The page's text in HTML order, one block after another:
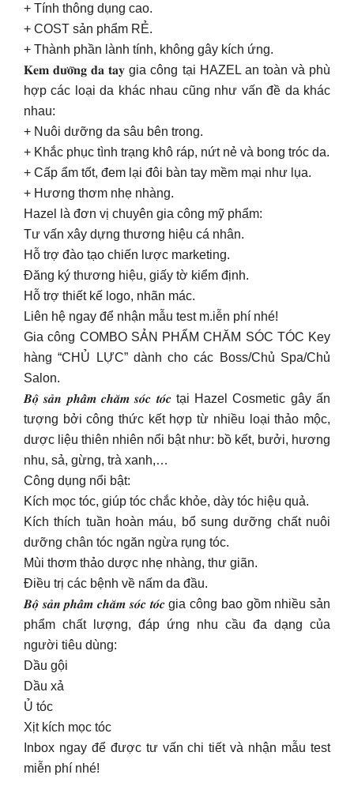
+ Tính thông dụng cao.
+ COST sản phẩm RẺ.
+ Thành phần lành tính, không gây kích ứng.
𝐊𝐞𝐦 𝐝𝐮̛𝐨̛̃𝐧𝐠 𝐝𝐚 𝐭𝐚𝐲 gia công tại HAZEL an toàn và phù
hợp các loại da khác nhau cũng như vấn đề da khác
nhau:
+ Nuôi dưỡng da sâu bên trong.
+ Khắc phục tình trạng khô ráp, nứt nẻ và bong tróc da.
+ Cấp ẩm tốt, đem lại đôi bàn tay mềm mại như lụa.
+ Hương thơm nhẹ nhàng.
Hazel là đơn vị chuyên gia công mỹ phẩm:
Tư vấn xây dựng thương hiệu cá nhân.
Hỗ trợ đào tạo chiến lược marketing.
Đăng ký thương hiệu, giấy tờ kiểm định.
Hỗ trợ thiết kế logo, nhãn mác.
Liên hệ ngay để nhận mẫu test m.iễn phí nhé!
Gia công COMBO SẢN PHẨM CHĂM SÓC TÓC Key
hàng “CHỦ LỰC” dành cho các Boss/Chủ Spa/Chủ
Salon.
𝑩𝒐̣̂ 𝒔𝒂̉𝒏 𝒑𝒉𝒂̂̉𝒎 𝒄𝒉𝒂̆𝒎 𝒔𝒐́𝒄 𝒕𝒐́𝒄 tại Hazel Cosmetic gây ấn
tượng bởi công thức kết hợp từ nhiều loại thảo mộc,
dược liệu thiên nhiên nổi bật như: bồ kết, bưởi, hương
nhu, sả, gừng, trà xanh,…
Công dụng nổi bật:
Kích mọc tóc, giúp tóc chắc khỏe, dày tóc hiệu quả.
Kích thích tuần hoàn máu, bổ sung dưỡng chất nuôi
dưỡng chân tóc ngăn ngừa rụng tóc.
Mùi thơm thảo dược nhẹ nhàng, thư giãn.
Điều trị các bệnh về nấm da đầu.
𝑩𝒐̣̂ 𝒔𝒂̉𝒏 𝒑𝒉𝒂̂̉𝒎 𝒄𝒉𝒂̆𝒎 𝒔𝒐́𝒄 𝒕𝒐́𝒄 gia công bao gồm nhiều sản
phẩm chất lượng, đáp ứng nhu cầu đa dạng của
người tiêu dùng:
Dầu gội
Dầu xả
Ủ tóc
Xịt kích mọc tóc
Inbox ngay để được tư vấn chi tiết và nhận mẫu test
miễn phí nhé!